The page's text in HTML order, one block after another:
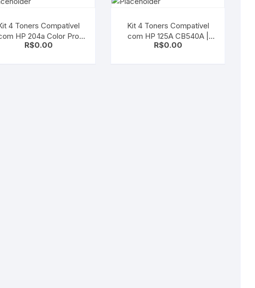
4 Toners Compatível
HP 204a Color Pro
M154a M181 – Cf510a
R$0.00
Kit 4 Toners Compatível
com HP 125A CB540A |
CB541A | CB542A |
R$0.00